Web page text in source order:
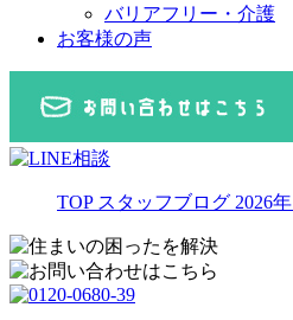
バリアフリー・介護
お客様の声
TOP スタッフブログ 2026年